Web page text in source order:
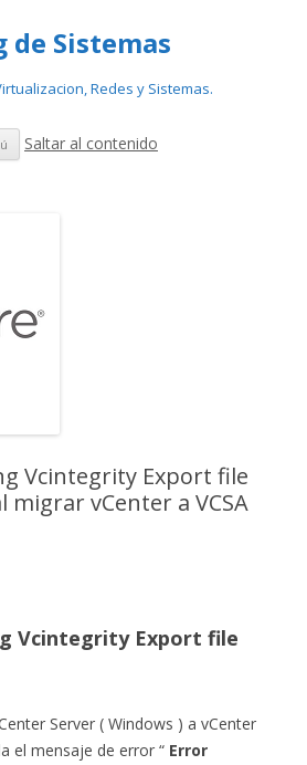
de Sistemas
Redes y Sistemas.
Saltar al contenido
Vcintegrity Export file
migrar vCenter a VCSA
Vcintegrity Export file
Server ( Windows ) a vCenter
el mensaje de error “ Error